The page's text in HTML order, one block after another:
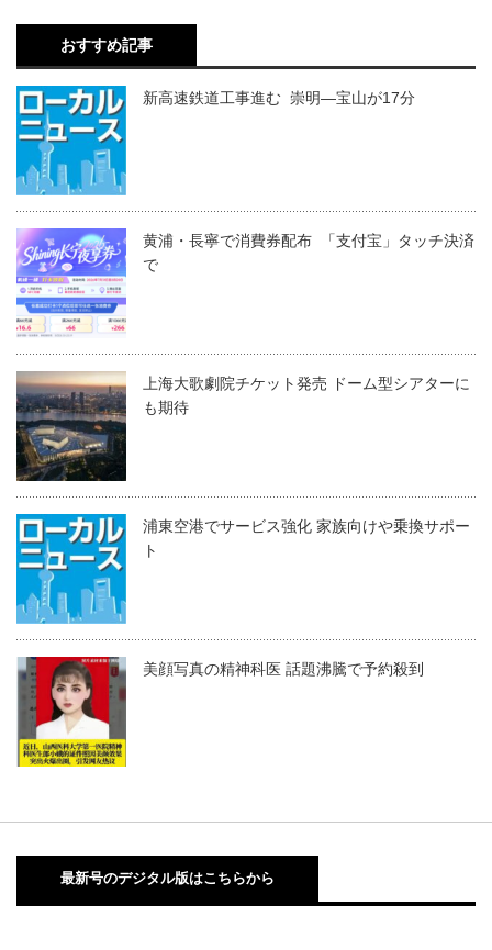
おすすめ記事
新高速鉄道工事進む 崇明―宝山が17分
黄浦・長寧で消費券配布 「支付宝」タッチ決済
で
上海大歌劇院チケット発売 ドーム型シアターに
も期待
浦東空港でサービス強化 家族向けや乗換サポー
ト
美顔写真の精神科医 話題沸騰で予約殺到
最新号のデジタル版はこちらから